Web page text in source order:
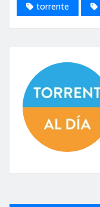
torrente